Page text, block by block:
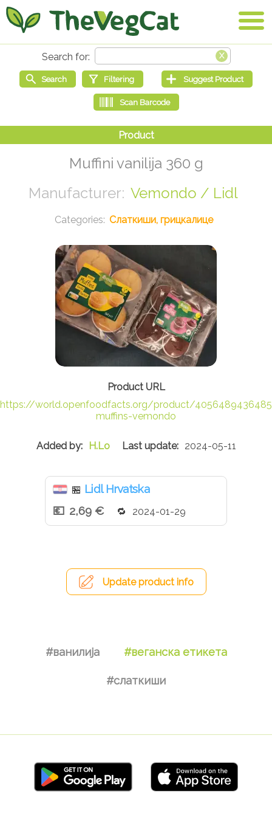
Muffini vanilija 360 g
Vemondo / Lidl
Слаткиши, грицкалице
https://world.openfoodfacts.org/product/
muffins-vemondo
H.Lo 2024-05-11
🏪 Lidl Hrvatska
2,69 €
2024-01-29
Update product info
#ванилија #веганска етикета
#слаткиши